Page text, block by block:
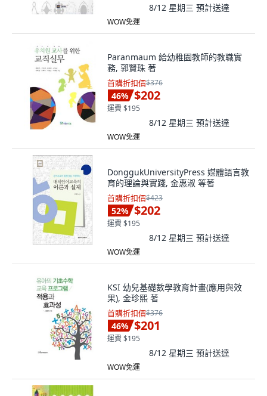
8/12 星期三 預計送達
WOW免運
Paranmaum 給幼稚園教師的教職實
務, 郭賢珠 著
首購折扣價$376
46% $202
運費 $195
8/12 星期三 預計送達
WOW免運
DonggukUniversityPress 媒體語言教
育的理論與實踐, 金惠淑 等著
首購折扣價$423
52% $202
運費 $195
8/12 星期三 預計送達
WOW免運
KSI 幼兒基礎數學教育計畫(應用與效
果), 金珍熙 著
首購折扣價$376
46% $201
運費 $195
8/12 星期三 預計送達
WOW免運